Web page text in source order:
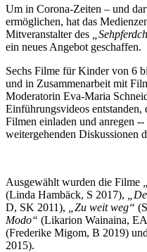
Um in Corona-Zeiten – und
ermöglichen, hat das
Mitveranstalter des
ein neues Angebot geschaffen.
Sechs Filme für Kinder von 6
und in Zusammenarbeit mit
Moderatorin Eva-Maria
Einführungsvideos
Filmen einladen und anregen
weitergehenden Diskussionen
Ausgewählt wurden die Filme
(Linda Hambäck, S 2017),
D, SK 2011),
„Zu weit weg“
Modo“ (Likarion Wainaina,
(Frederike Migom, B 2019) und
2015).